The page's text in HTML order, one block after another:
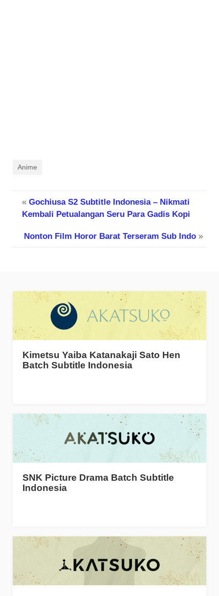
Anime
« Gochiusa S2 Subtitle Indonesia – Nikmati
Kembali Petualangan Seru Para Gadis Kopi
Nonton Film Horor Barat Terseram Sub Indo»
Kimetsu Yaiba Katanakaji Sato Hen
Batch Subtitle Indonesia
SNK Picture Drama Batch Subtitle
Indonesia